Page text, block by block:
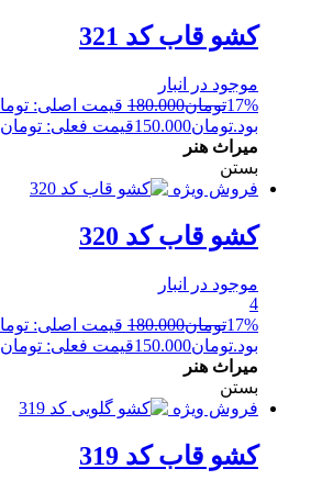
کشو قاب کد 321
موجود در انبار
17%تومان180.000
بود.تومان150.000قیمت فعلی: تومان150.000.
میراث هنر
بستن
فروش ویژه
کشو قاب کد 320
موجود در انبار
4
17%تومان180.000
بود.تومان150.000قیمت فعلی: تومان150.000.
میراث هنر
بستن
فروش ویژه
کشو قاب کد 319